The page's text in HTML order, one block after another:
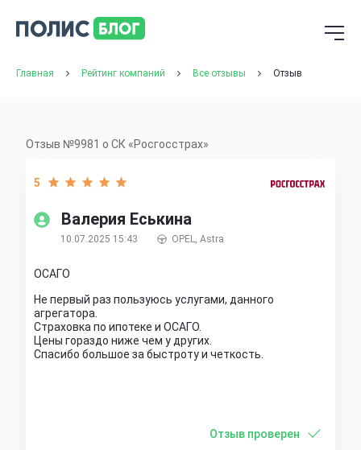
Главная Рейтинг компаний Все отзывы Отзыв
Отзыв №9981 о СК «Росгосстрах»
Валерия Еськина
5
10.07.2025 15:43 OPEL, Astra
ОСАГО
Не первый раз пользуюсь услугами, данного
агрегатора.
Страховка по ипотеке и ОСАГО.
Цены гораздо ниже чем у других.
Спасибо большое за быстроту и четкость.
Отзыв проверен